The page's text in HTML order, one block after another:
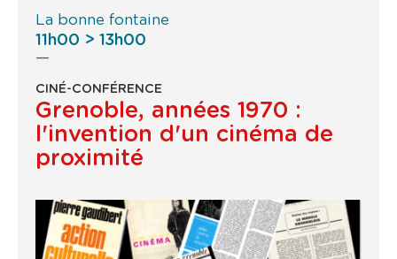
La bonne fontaine
11h00 > 13h00
CINÉ-CONFÉRENCE
Grenoble, années 1970 :
l'invention d'un cinéma de
proximité